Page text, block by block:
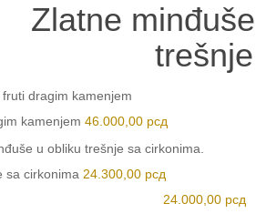
Zlatne
trešnje
kamenjem 46.000,00 рсд
sa cirkonima 24.300,00 рсд
24.000,00 рсд